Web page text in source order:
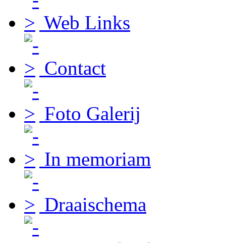
Web Links
Contact
Foto Galerij
In memoriam
Draaischema